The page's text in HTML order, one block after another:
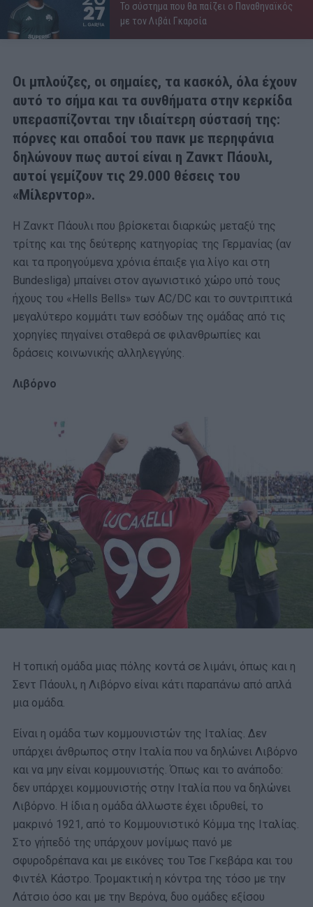
Το σύστημα που θα παίζει ο Παναθηναϊκός
με τον Λιβάι Γκαρσία
Οι μπλούζες, οι σημαίες, τα κασκόλ, όλα έχουν
αυτό το σήμα και τα συνθήματα στην κερκίδα
υπερασπίζονται την ιδιαίτερη σύστασή της:
πόρνες και οπαδοί του πανκ με περηφάνια
δηλώνουν πως αυτοί είναι η Ζανκτ Πάουλι,
αυτοί γεμίζουν τις 29.000 θέσεις του
«Μίλερντορ».
Η Ζανκτ Πάουλι που βρίσκεται διαρκώς μεταξύ της
τρίτης και της δεύτερης κατηγορίας της Γερμανίας (αν
και τα προηγούμενα χρόνια έπαιξε για λίγο και στη
Bundesliga) μπαίνει στον αγωνιστικό χώρο υπό τους
ήχους του « Hells Bells» των AC/DC και το συντριπτικά
μεγαλύτερο κομμάτι των εσόδων της ομάδας από τις
χορηγίες πηγαίνει σταθερά σε φιλανθρωπίες και
δράσεις κοινωνικής αλληλεγγύης.
Λιβόρνο
Η τοπική ομάδα μιας πόλης κοντά σε λιμάνι, όπως και η
Σεντ Πάουλι, η Λιβόρνο είναι κάτι παραπάνω από απλά
μια ομάδα.
Είναι η ομάδα των κομμουνιστών της Ιταλίας. Δεν
υπάρχει άνθρωπος στην Ιταλία που να δηλώνει Λιβόρνο
και να μην είναι κομμουνιστής. Όπως και το ανάποδο:
δεν υπάρχει κομμουνιστής στην Ιταλία που να δηλώνει
Λιβόρνο. Η ίδια η ομάδα άλλωστε έχει ιδρυθεί, το
μακρινό 1921, από το Κομμουνιστικό Κόμμα της Ιταλίας.
Στο γήπεδό της υπάρχουν μονίμως πανό με
σφυροδρέπανα και με εικόνες του Τσε Γκεβάρα και του
Φιντέλ Κάστρο. Τρομακτική η κόντρα της τόσο με την
Λάτσιο όσο και με την Βερόνα, δυο ομάδες εξίσου